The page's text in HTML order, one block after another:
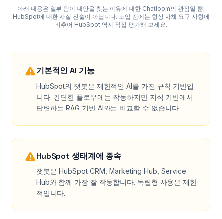
아래 내용은 일부 팀이 대안을 찾는 이유에 대한 Chatloom의 관점일 뿐,
HubSpot에 대한 사실 진술이 아닙니다. 도입 전에는 항상 자체 요구 사항에
비추어 HubSpot 역시 직접 평가해 보세요.
기본적인 AI 기능
HubSpot의 챗봇은 제한적인 AI를 가진 규칙 기반입
니다. 간단한 플로우에는 작동하지만 지식 기반에서
답변하는 RAG 기반 AI와는 비교할 수 없습니다.
HubSpot 생태계에 종속
챗봇은 HubSpot CRM, Marketing Hub, Service
Hub와 함께 가장 잘 작동합니다. 독립형 사용은 제한
적입니다.